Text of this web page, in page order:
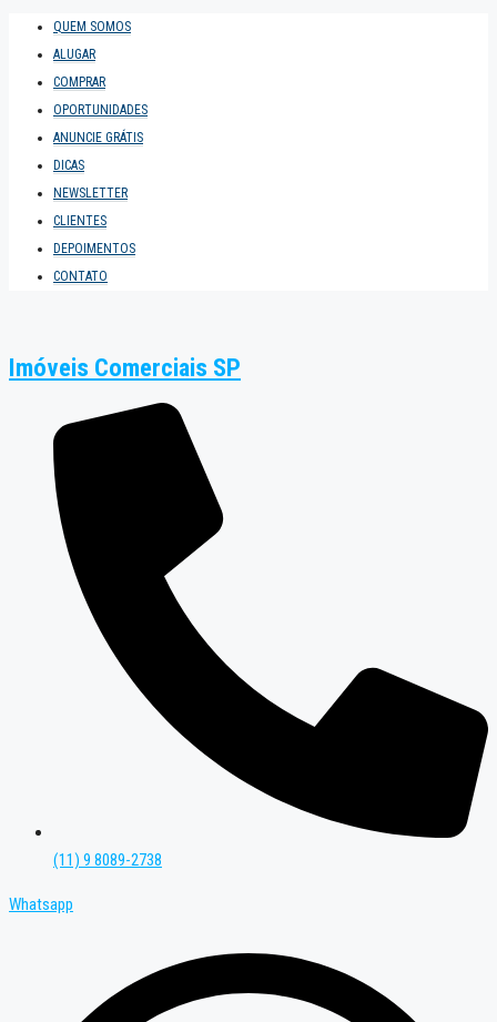
QUEM SOMOS
ALUGAR
COMPRAR
OPORTUNIDADES
ANUNCIE GRÁTIS
DICAS
NEWSLETTER
CLIENTES
DEPOIMENTOS
CONTATO
Imóveis Comerciais SP
(11) 9 8089-2738
Whatsapp